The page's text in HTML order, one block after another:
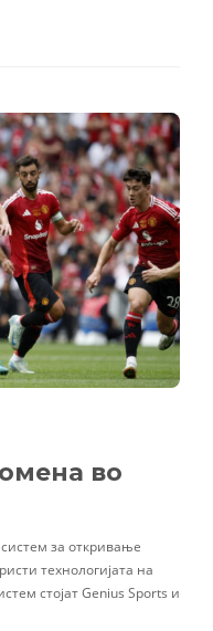
во
за откривање
технологијата на
стојат Genius Sports и